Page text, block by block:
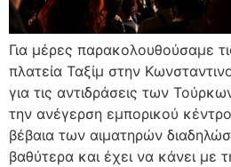
Για μέρες παρακολουθούσαμε
πλατεία Ταξίμ στην
για τις αντιδράσεις των
την ανέγερση εμπορικού
βέβαια των αιματηρών
βαθύτερα και έχει να κάνει με